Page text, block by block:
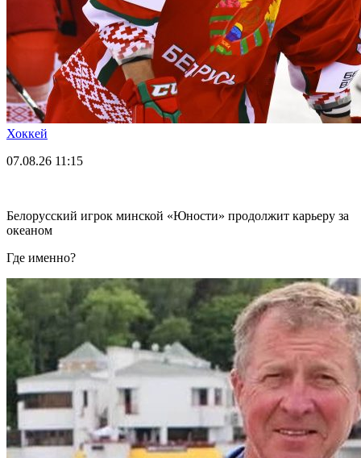
Хоккей
07.08.26 11:15
Белорусский игрок минской «Юности» продолжит карьеру за
океаном
Где именно?